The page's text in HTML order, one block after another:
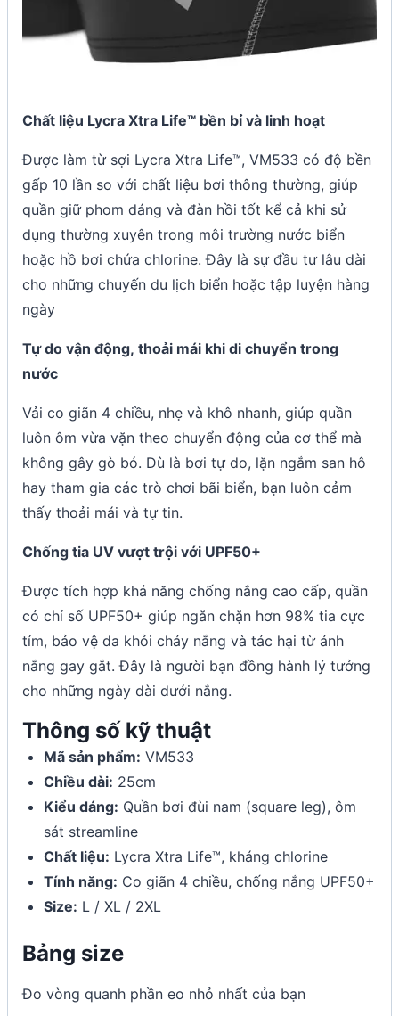
Chất liệu Lycra Xtra Life™ bền bỉ và linh hoạt
Được làm từ sợi Lycra Xtra Life™, VM533 có độ bền
gấp 10 lần so với chất liệu bơi thông thường, giúp
quần giữ phom dáng và đàn hồi tốt kể cả khi sử
dụng thường xuyên trong môi trường nước biển
hoặc hồ bơi chứa chlorine. Đây là sự đầu tư lâu dài
cho những chuyến du lịch biển hoặc tập luyện hàng
ngày
Tự do vận động, thoải mái khi di chuyển trong
nước
Vải co giãn 4 chiều, nhẹ và khô nhanh, giúp quần
luôn ôm vừa vặn theo chuyển động của cơ thể mà
không gây gò bó. Dù là bơi tự do, lặn ngắm san hô
hay tham gia các trò chơi bãi biển, bạn luôn cảm
thấy thoải mái và tự tin.
Chống tia UV vượt trội với UPF50+
Được tích hợp khả năng chống nắng cao cấp, quần
có chỉ số UPF50+ giúp ngăn chặn hơn 98% tia cực
tím, bảo vệ da khỏi cháy nắng và tác hại từ ánh
nắng gay gắt. Đây là người bạn đồng hành lý tưởng
cho những ngày dài dưới nắng.
Thông số kỹ thuật
Mã sản phẩm: VM533
Chiều dài: 25cm
Kiểu dáng: Quần bơi đùi nam (square leg), ôm
sát streamline
Chất liệu: Lycra Xtra Life™, kháng chlorine
Tính năng: Co giãn 4 chiều, chống nắng UPF50+
Size: L / XL / 2XL
Bảng size
Đo vòng quanh phần eo nhỏ nhất của bạn